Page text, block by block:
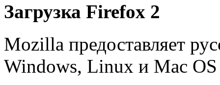
Загрузка Firefox 2
Mozilla предоставляет
Windows, Linux и Mac